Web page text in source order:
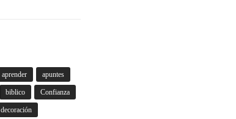
aprender apuntes
biblico Confianza
decoración